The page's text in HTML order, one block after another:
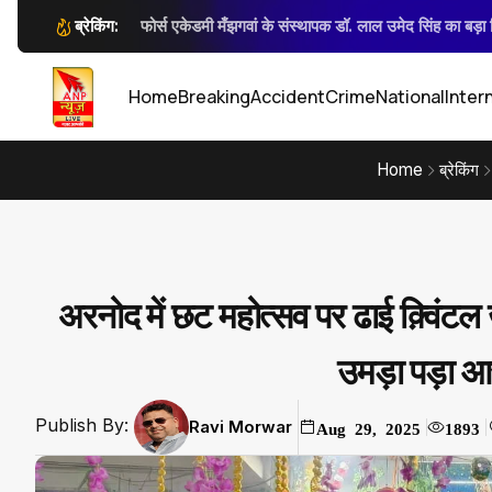
ब्रेकिंग:
फोर्स एकेडमी मँझगवां के संस्थापक डॉ. लाल उमेद सिंह का बड़ा
Anp News डिजिटल पुलिसिंग पर
कलेक्टर जन्मेजय
कलेक्टर जन्मेजय
सार्वजनिक स्थान पर नकली पिस्टल एवं
HomeBreakingAccidentCrimeNational
Home ब्रेकिंग
अरनोद में छट महोत्सव पर ढाई क़्विंटल
उमड़ा पड़ा
Publish By: Ravi Morwar Aug 29, 2025 1893